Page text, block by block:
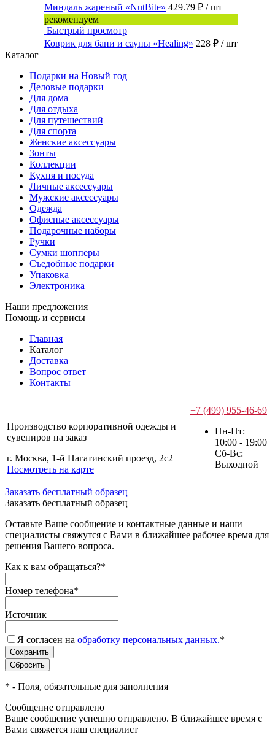
Миндаль жареный «NutBite» 429.79 ₽ / шт
рекомендуем
Быстрый просмотр
Коврик для бани и сауны «Healing» 228 ₽ / шт
Каталог
Подарки на Новый год
Деловые подарки
Для дома
Для отдыха
Для путешествий
Для спорта
Женские аксессуары
Зонты
Коллекции
Кухня и посуда
Личные аксессуары
Мужские аксессуары
Одежда
Офисные аксессуары
Подарочные наборы
Ручки
Сумки шопперы
Съедобные подарки
Упаковка
Электроника
Наши предложения
Помощь и сервисы
Главная
Каталог
Доставка
Вопрос ответ
Контакты
Производство корпоративной одежды и
сувениров на заказ
г. Москва, 1-й Нагатинский проезд, 2с2
Посмотреть на карте
+7 (499) 955-46-69
Пн-Пт:
10:00 - 19:00
Сб-Вс:
Выходной
Заказать бесплатный образец
Заказать бесплатный образец
Оставьте Ваше сообщение и контактные данные и наши
специалисты свяжутся с Вами в ближайшее рабочее время для
решения Вашего вопроса.
Как к вам обращаться?*
Номер телефона*
Источник
Я согласен на обработку персональных данных.*
* - Поля, обязательные для заполнения
Сообщение отправлено
Ваше сообщение успешно отправлено. В ближайшее время с
Вами свяжется наш специалист